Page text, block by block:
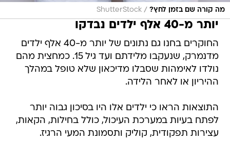
מה קורה שם בזמן לחץ? /
ShutterStock
יותר מ-40 אלף ילדים נבדקו
החוקרים בחנו גם נתונים של יותר מ-40 אלף ילדים
מדנמרק, שנעקבו מלידתם ועד גיל 15. כמחצית מהם
נולדו לאימהות שסבלו מדיכאון שלא טופל במהלך
ההיריון או לאחר הלידה.
התוצאות הראו כי ילדים אלו היו בסיכון גבוה יותר
לפתח בעיות במערכת העיכול, כולל בחילות, הקאות,
עצירות תפקודית, קוליק ותסמונת המעי הרגיז.